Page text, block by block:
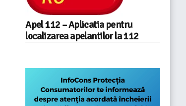
Apel 112 – Aplicatia pentru
localizarea apelantilor la 112